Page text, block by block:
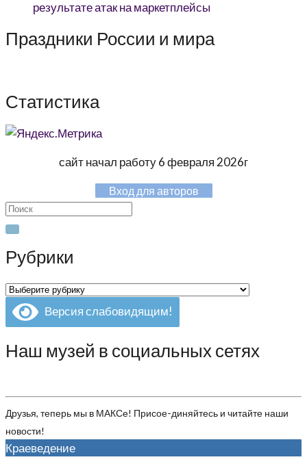
результате атак на маркетплейсы
Праздники России и мира
Статистика
сайт начал работу 6 февраля 2026г
Вход для авторов
Search
for:
Рубрики
Рубрики
Версия слабовидящим!
Наш музей в социальных сетях
Друзья, теперь мы в МАКСе! Присое-диняйтесь и читайте наши
новости!
Краеведение